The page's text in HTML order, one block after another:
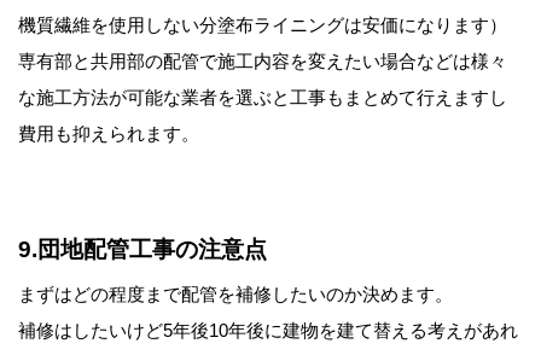
機質繊維を使用しない分塗布ライニングは安価になります）
専有部と共用部の配管で施工内容を変えたい場合などは様々
な施工方法が可能な業者を選ぶと工事もまとめて行えますし
費用も抑えられます。
9.団地配管工事の注意点
まずはどの程度まで配管を補修したいのか決めます。
補修はしたいけど5年後10年後に建物を建て替える考えがあれ